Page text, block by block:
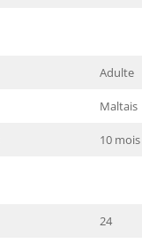
Adulte
Maltais
10 mois
24